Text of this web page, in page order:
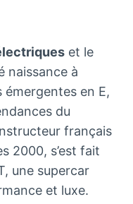
et le
naissance à
en E,
du
français
2000, s’est fait
une supercar
et luxe.